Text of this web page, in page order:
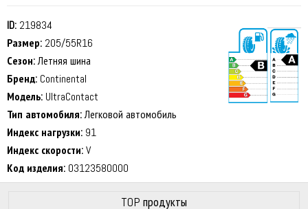
ID: 219834
Размер: 205/55R16
Сезон:Летняя шина
Бренд: Continental
Модель: UltraContact
Тип автомобиля:Легковой автомобиль
Индекс нагрузки: 91
Индекс скорости:V
Код изделия: 03123580000
TOP продукты